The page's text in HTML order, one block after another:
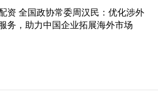
资 全国政协常委周汉民：优化涉外
务，助力中国企业拓展海外市场